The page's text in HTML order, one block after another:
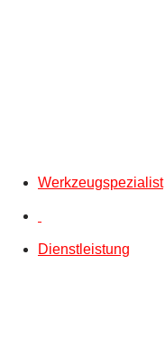
Werkzeugspezialist
Dienstleistung